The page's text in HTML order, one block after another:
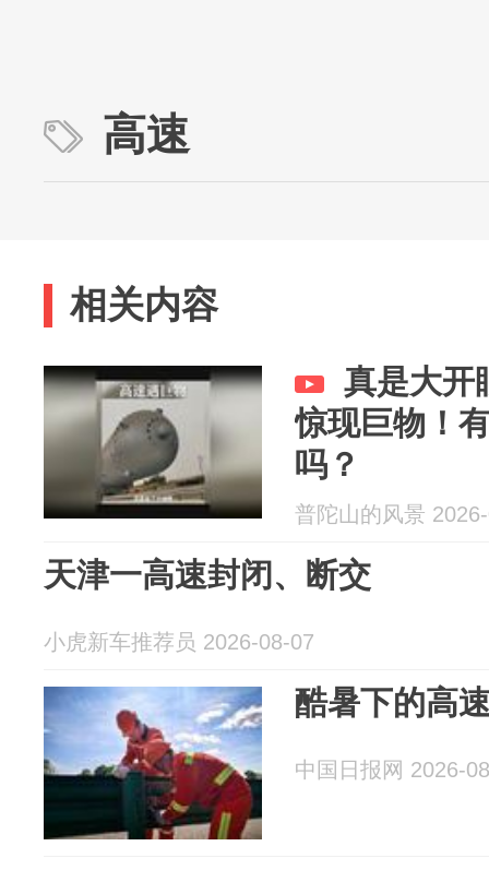
高速
相关内容
真是大开
惊现巨物！
吗？
普陀山的风景
天津一高速封闭、断交
小虎新车推荐员 2026-08-07
酷暑下的高
中国日报网 2026-